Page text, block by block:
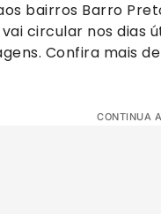
bairros Barro
circular nos dias
Confira mais
CONTINUA